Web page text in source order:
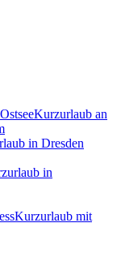
Kurzurlaub an
in Dresden
in
Kurzurlaub mit